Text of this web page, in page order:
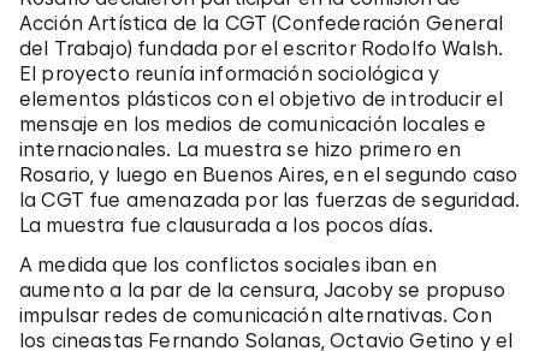
Acción Artística de la CGT (Confederación General
del Trabajo) fundada por el escritor Rodolfo Walsh.
El proyecto reunía información sociológica y
elementos plásticos con el objetivo de introducir el
mensaje en los medios de comunicación locales e
internacionales. La muestra se hizo primero en
Rosario, y luego en Buenos Aires, en el segundo caso
la CGT fue amenazada por las fuerzas de seguridad.
La muestra fue clausurada a los pocos días.
A medida que los conflictos sociales iban en
aumento a la par de la censura, Jacoby se propuso
impulsar redes de comunicación alternativas. Con
los cineastas Fernando Solanas, Octavio Getino y el